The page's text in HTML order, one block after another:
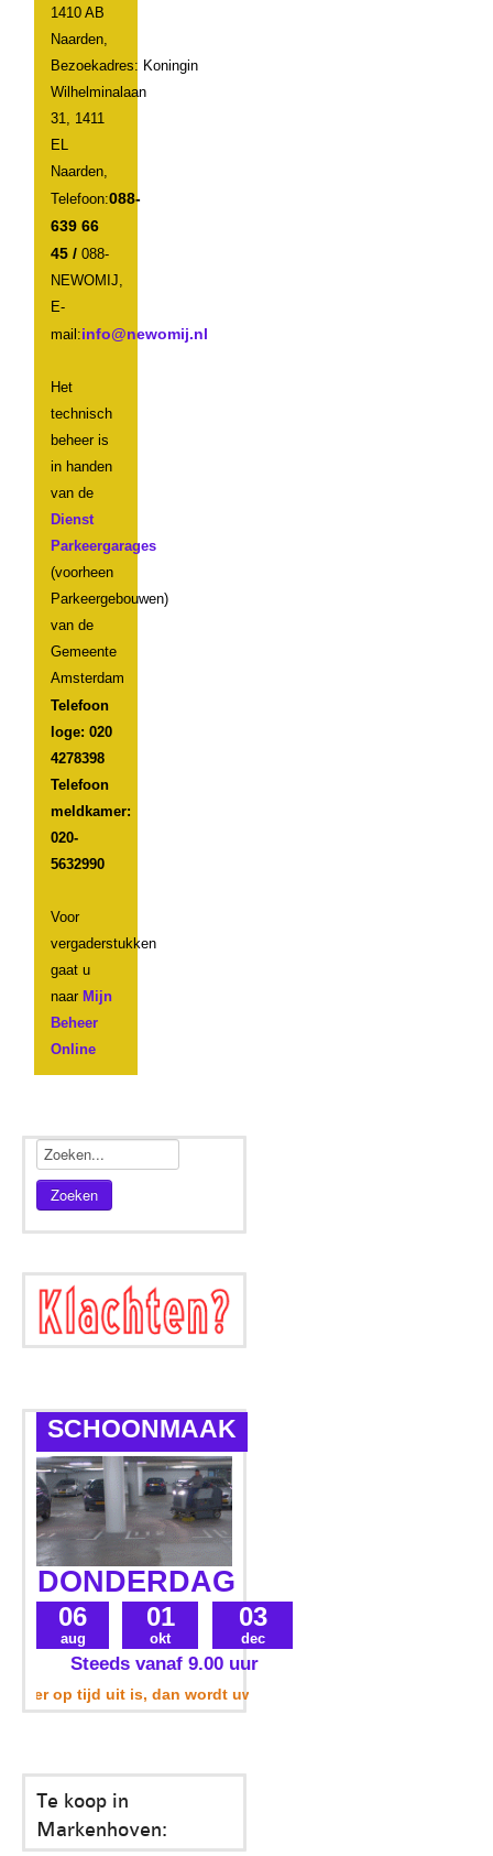
1410 AB
Naarden,
Bezoekadres: Koningin
Wilhelminalaan
31, 1411
EL
Naarden,
Telefoon:088-
639 66
45 /088-
NEWOMIJ,
E-
mail:
Het
technisch
beheer is
in handen
van de
Dienst
Parkeergarages
(voorheen
Parkeergebouwen)
van de
Gemeente
Amsterdam
Telefoon
loge: 020
4278398
Telefoon
meldkamer:
020-
5632990
Voor
vergaderstukken
gaat u
naarMijn
Beheer
Online
Zoeken
SCHOONMAAK
DONDERDAG
06
aug
01
okt
03
dec
Steeds vanaf 9.00 uur
op tijd uit is, dan wordt uw parkeerplek ook meegenomen. Op
Te koop in
Markenhoven: